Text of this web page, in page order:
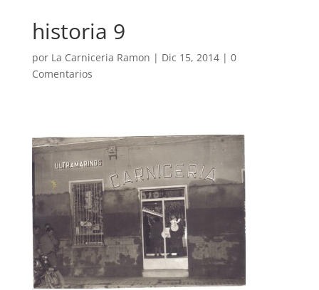
historia 9
por La Carniceria Ramon | Dic 15, 2014| 0
Comentarios